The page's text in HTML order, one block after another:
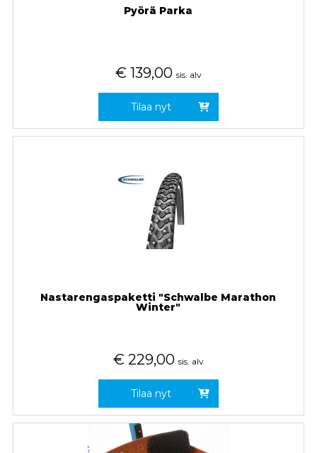
Pyörä Parka
€ 139,00 sis. alv
Tilaa nyt
Nastarengaspaketti "Schwalbe Marathon
Winter"
€ 229,00 sis. alv
Tilaa nyt